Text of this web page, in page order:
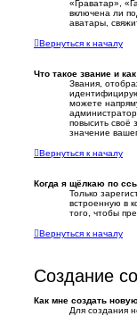
«Граватар»,
включена ли
аватары,
Вернуться к началу
Что такое звание и
Звания,
можете
повысить своё
значение
Вернуться к началу
Когда я щёлкаю по
Только
встроенную в
того, чтобы
Вернуться к началу
Создание
Как мне создать
Для создания